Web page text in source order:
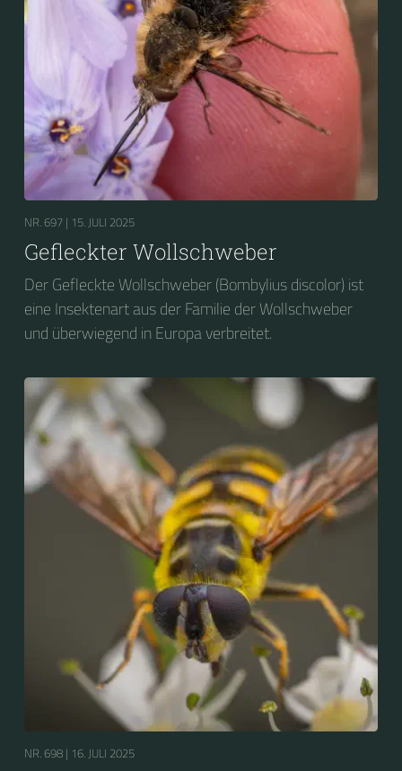
NR. 697 | 15. JULI 2025
Gefleckter Wollschweber
Der Gefleckte Wollschweber (Bombylius discolor) ist
eine Insektenart aus der Familie der Wollschweber
und überwiegend in Europa verbreitet.
NR. 698 | 16. JULI 2025